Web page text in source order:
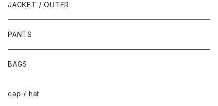
JACKET / OUTER
PANTS
BAGS
cap / hat